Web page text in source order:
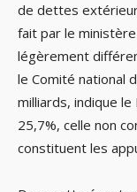
de dettes
fait par le
légèrement
le Comité national
milliards, indique
25,7%, celle non
constituent les